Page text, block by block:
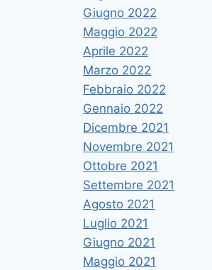
Giugno 2022
Maggio 2022
Aprile 2022
Marzo 2022
Febbraio 2022
Gennaio 2022
Dicembre 2021
Novembre 2021
Ottobre 2021
Settembre 2021
Agosto 2021
Luglio 2021
Giugno 2021
Maggio 2021